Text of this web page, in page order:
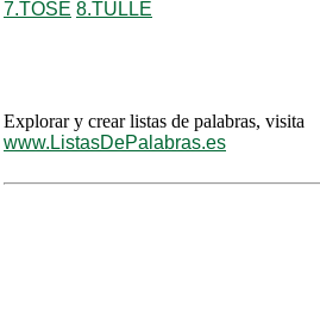
7.TOSE 8.TULLE
Explorar y crear listas de palabras, visita
www.ListasDePalabras.es